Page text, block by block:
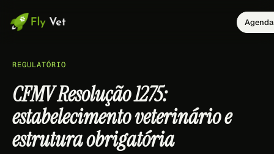
REGULATÓRIO
CFMV Resolução 1275:
estabelecimento veterinário e
estrutura obrigatória